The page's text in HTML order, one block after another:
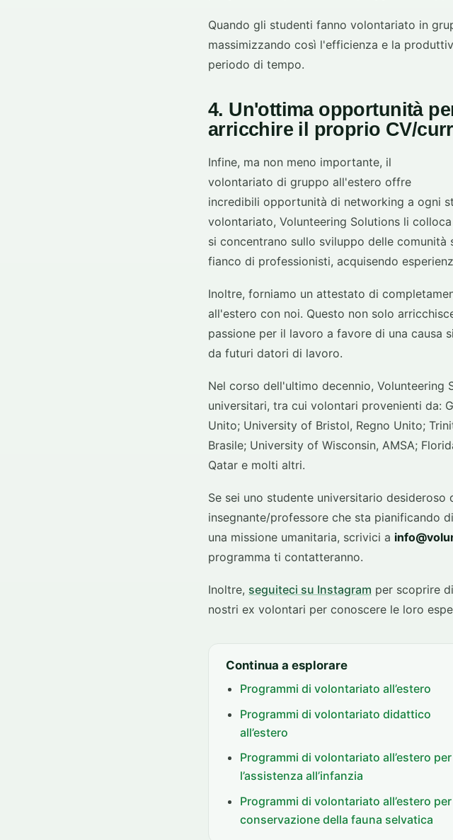
Quando gli studenti fanno volontariato in
massimizzando così l'efficienza e la
periodo di tempo.
4. Un'ottima opportunità
arricchire il proprio CV/
Infine, ma non meno importante, il
volontariato di gruppo all'estero offre
incredibili opportunità di networking a ogni
volontariato, Volunteering Solutions li
si concentrano sullo sviluppo delle
fianco di professionisti, acquisendo
Inoltre, forniamo un attestato di
all'estero con noi. Questo non solo
passione per il lavoro a favore di una causa
da futuri datori di lavoro.
Nel corso dell'ultimo decennio,
universitari, tra cui volontari provenienti da:
Unito; University of Bristol, Regno Unito;
Brasile; University of Wisconsin, AMSA;
Qatar e molti altri.
Se sei uno studente universitario
insegnante/professore che sta pianificando
una missione umanitaria, scrivici a
programma ti contatteranno.
Inoltre, seguiteci su Instagram per scoprire
nostri ex volontari per conoscere le loro
Continua a esplorare
Programmi di volontariato all’estero
Programmi di volontariato didattico
all’estero
Programmi di volontariato all’estero per
l’assistenza all’infanzia
Programmi di volontariato all’estero per
conservazione della fauna selvatica